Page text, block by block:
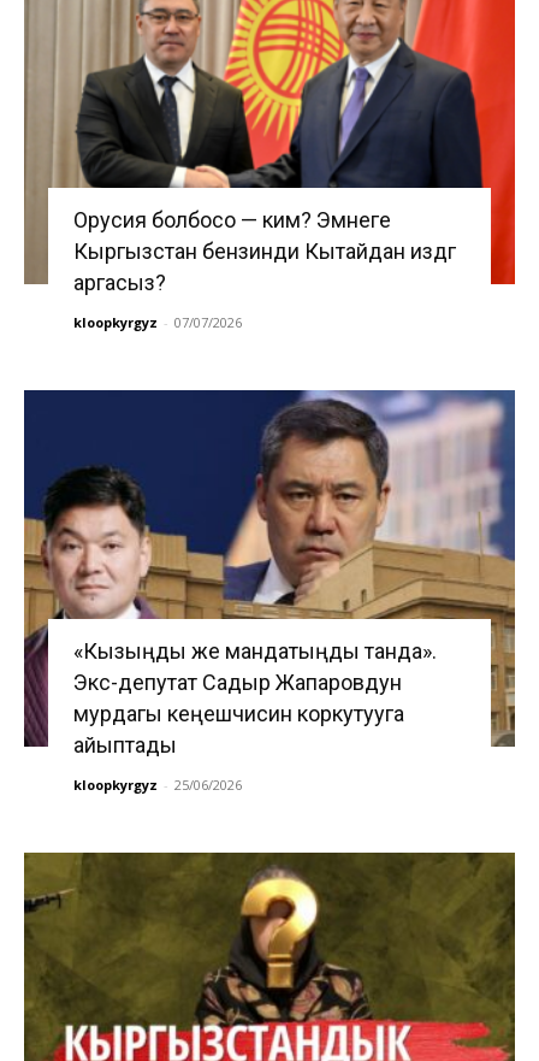
Орусия болбосо — ким? Эмнеге
Кыргызстан бензинди Кытайдан издөөгө
аргасыз?
kloopkyrgyz - 07/07/2026
«Кызыңды же мандатыңды танда».
Экс-депутат Садыр Жапаровдун
мурдагы кеңешчисин коркутууга
айыптады
kloopkyrgyz - 25/06/2026